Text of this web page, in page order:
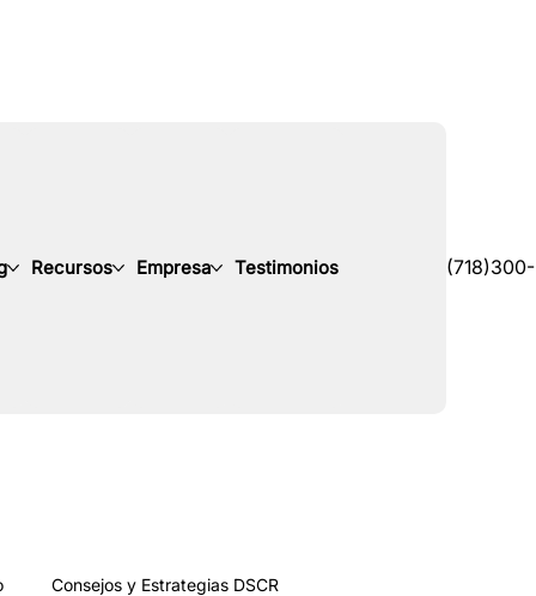
Recursos Empresa Testimonios
Consejos y Estrategias DSCR